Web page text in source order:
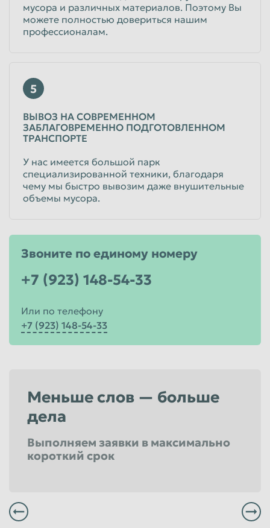
мусора и различных материалов. Поэтому Вы
можете полностью довериться нашим
профессионалам.
5
ВЫВОЗ НА СОВРЕМЕННОМ
ЗАБЛАГОВРЕМЕННО ПОДГОТОВЛЕННОМ
ТРАНСПОРТЕ
У нас имеется большой парк
специализированной техники, благодаря
чему мы быстро вывозим даже внушительные
объемы мусора.
Звоните по единому номеру
+7 (923) 148-54-33
Или по телефону
+7 (923) 148-54-33
Меньше слов — больше
дела
Выполняем заявки в максимально
короткий срок